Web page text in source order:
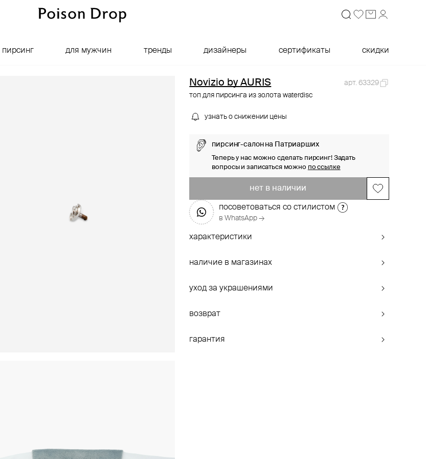
пирсинг для мужчин тренды дизайнеры сертификаты скидки
Novizio by AURIS
арт. 63329
топ для пирсинга из золота waterdisc
узнать о снижении цены
пирсинг-салон на Патриарших
Теперь у нас можно сделать пирсинг! Задать
вопросы и записаться можно по ссылке
нет в наличии
посоветоваться со стилистом
в WhatsApp →
характеристики
наличие в магазинах
уход за украшениями
возврат
гарантия